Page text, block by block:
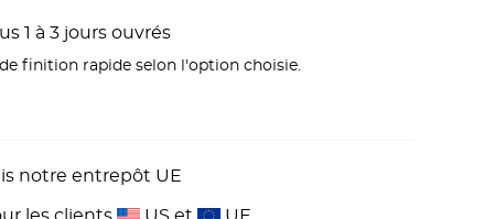
1 à 3 jours ouvrés
finition rapide selon l'option choisie.
notre entrepôt UE